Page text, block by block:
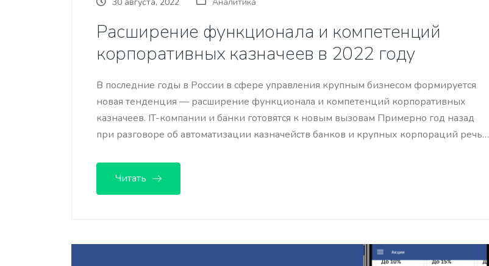
Расширение функционала и компетенций
корпоративных казначеев в 2022 году
В последние годы в России в сфере управления крупным бизнесом формируется
новая тенденция — расширение функционала и компетенций корпоративных
казначеев. IT-компании и банки готовятся к новым вызовам Примерно год назад
при разговоре об автоматизации казначейств банков и крупных корпораций речь…
Читать